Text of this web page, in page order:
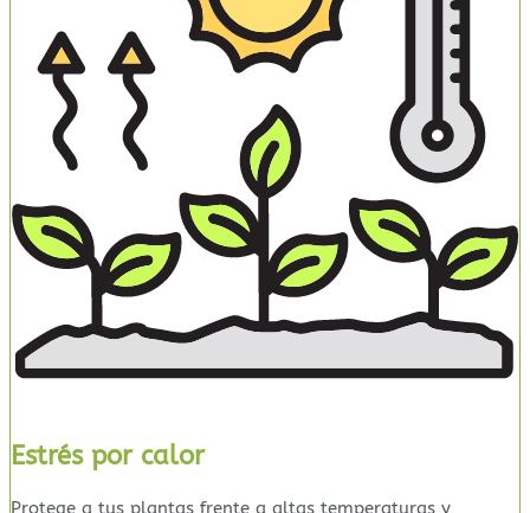
Estrés por calor
Protege a tus plantas frente a altas temperaturas y